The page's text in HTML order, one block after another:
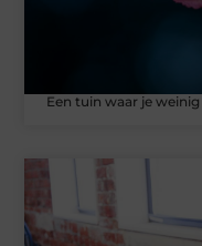
Een tuin waar je